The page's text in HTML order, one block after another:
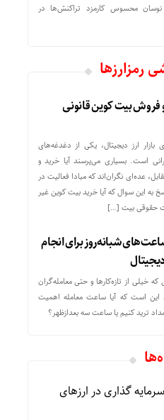
نوسان محسوس کارمزد تراکنش‌ها در
رمزارزها
فروش بیت کوین قانونی
بازار ارز دیجیتال، یکی از دغدغه‌های
است. بسیاری می‌پرسند آیا خرید و
عده‌ای نگران‌اند که مبادا فعالیت در
به این سوال که آیا خرید بیت کوین غیر
حقوقی بیت‌ […]
شبانه‌روز برای انجام
خیلی از تازه‌کارها و حتی معامله‌گران
این است که آیا ساعت معامله اهمیت
ترید کنیم یا ساعت سه بعدازظهر؟
سرمایه گذاری در ارزهای